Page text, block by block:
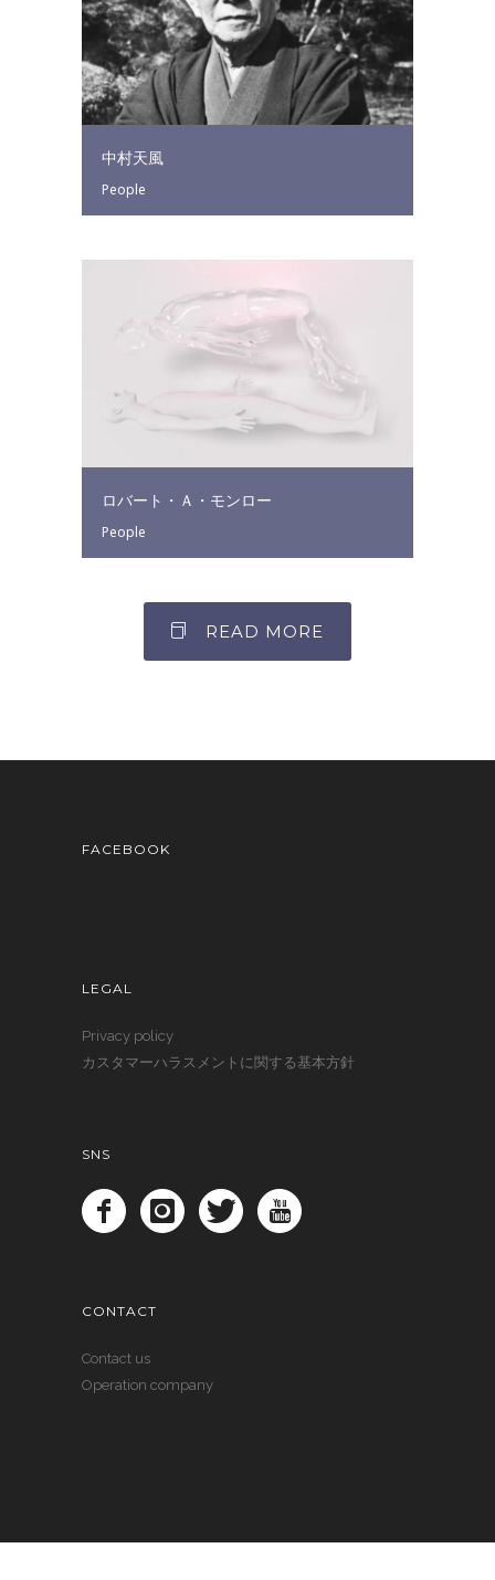
中村天風
People
ロバート・Ａ・モンロー
People
READ MORE
FACEBOOK
LEGAL
Privacy policy
カスタマーハラスメントに関する基本方針
SNS
CONTACT
Contact us
Operation company